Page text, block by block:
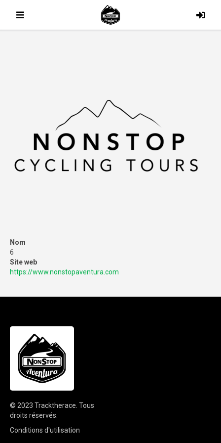
Nom
6
Site web
https://www.nonstopaventura.com
© 2023 Tracktherace Tous
droits réservés.
Conditions d'utilisation